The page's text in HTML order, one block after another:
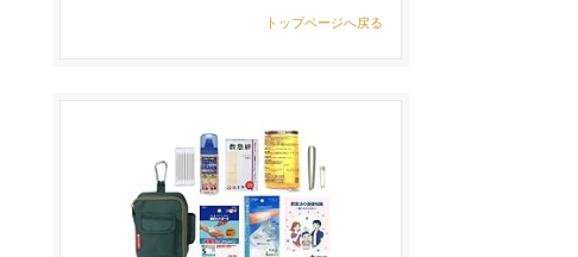
トップページへ戻る